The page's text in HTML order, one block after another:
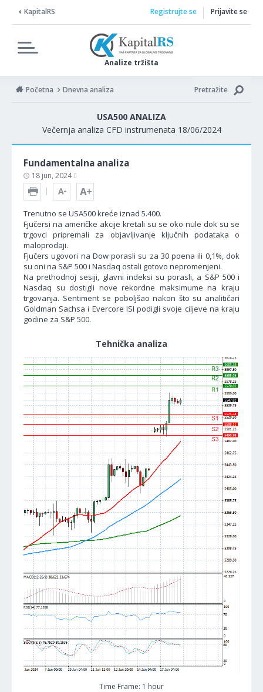
KapitalRS
Analize tržišta
Registrujte se Prijavite se
Početna Dnevna analiza Pretražite
USA500 ANALIZA
Večernja analiza CFD instrumenata 18/06/2024
Fundamentalna analiza
18 jun, 2024
Trenutno se USA500 kreće iznad 5.400.
Fjučersi na američke akcije kretali su se oko nule dok su se
trgovci pripremali za objavljivanje ključnih podataka o
maloprodaji.
Fjučers ugovori na Dow porasli su za 30 poena ili 0,1%, dok
su oni na S&P 500 i Nasdaq ostali gotovo nepromenjeni.
Na prethodnoj sesiji, glavni indeksi su porasli, a S&P 500 i
Nasdaq su dostigli nove rekordne maksimume na kraju
trgovanja. Sentiment se poboljšao nakon što su analitičari
Goldman Sachsa i Evercore ISI podigli svoje ciljeve na kraju
godine za S&P 500.
Tehnička analiza
Time Frame: 1 hour